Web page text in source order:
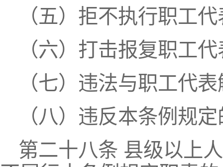
（五）拒不执行职工
（六）打击报复职工
（七）违法与职工代
（八）违反本条例规
第二十八条 县级以上